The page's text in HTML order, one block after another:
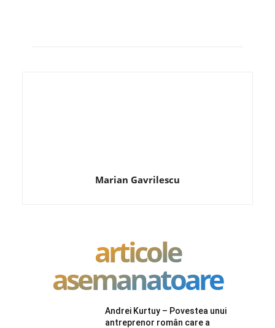
Marian Gavrilescu
articole
asemanatoare
Andrei Kurtuy – Povestea unui
antreprenor român care a